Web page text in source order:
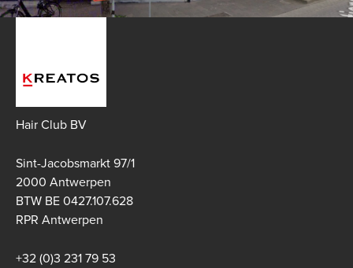
Hair Club BV
Sint-Jacobsmarkt 97/1
2000 Antwerpen
BTW BE 0427.107.628
RPR Antwerpen
+32 (0)3 231 79 53